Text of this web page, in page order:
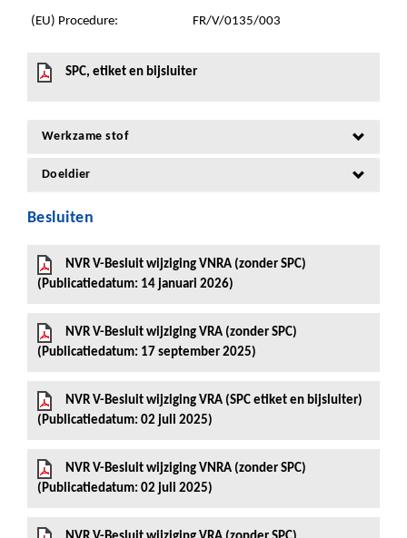
(EU) Procedure: FR/V/0135/003
SPC, etiket en bijsluiter
Werkzame stof
Doeldier
Besluiten
NVR V-Besluit wijziging VNRA (zonder SPC)
(Publicatiedatum: 14 januari 2026)
NVR V-Besluit wijziging VRA (zonder SPC)
(Publicatiedatum: 17 september 2025)
NVR V-Besluit wijziging VRA (SPC etiket en bijsluiter)
(Publicatiedatum: 02 juli 2025)
NVR V-Besluit wijziging VNRA (zonder SPC)
(Publicatiedatum: 02 juli 2025)